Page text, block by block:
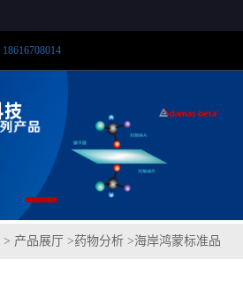
18616708014
> 产品展厅 >药物分析 >海岸鸿蒙标准品